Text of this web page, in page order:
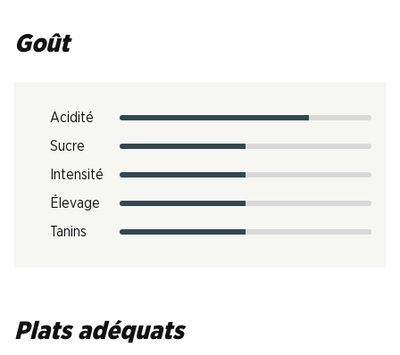
Goût
Acidité
Sucre
Intensité
Élevage
Tanins
Plats adéquats